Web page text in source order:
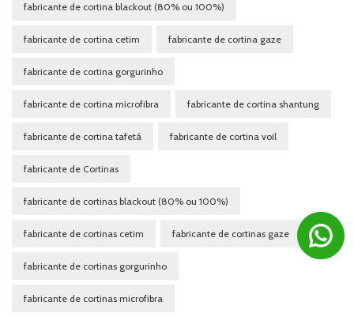
fabricante de cortina blackout (80% ou 100%)
fabricante de cortina cetim fabricante de cortina gaze
fabricante de cortina gorgurinho
fabricante de cortina microfibra fabricante de cortina shantung
fabricante de cortina tafetá fabricante de cortina voil
fabricante de Cortinas
fabricante de cortinas blackout (80% ou 100%)
fabricante de cortinas cetim fabricante de cortinas gaze
fabricante de cortinas gorgurinho
fabricante de cortinas microfibra